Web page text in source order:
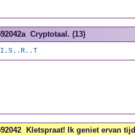
Cryptotaal. (13)
Kletspraat! Ik geniet ervan